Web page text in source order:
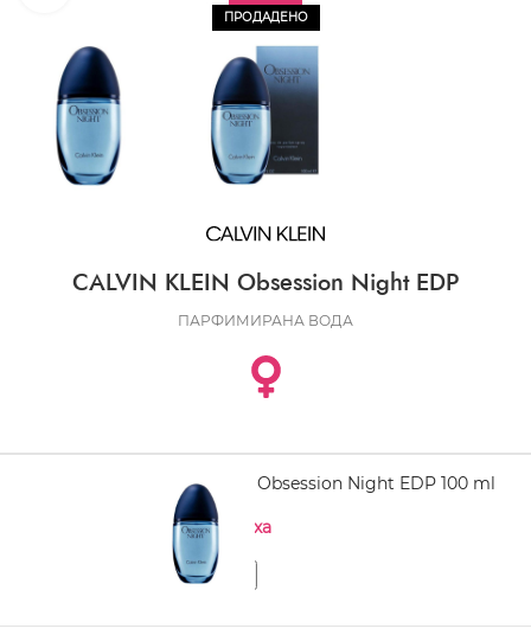
ПРОДАДЕНО
CALVIN KLEIN Obsession Night EDP
ПАРФИМИРАНА ВОДА
CALVIN KLEIN Obsession Night EDP 100 ml
Нема на залиха